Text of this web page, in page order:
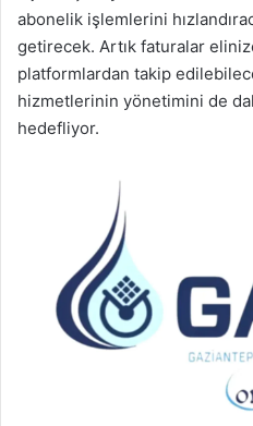
abonelik işlemlerini
getirecek. Artık faturalar
platformlardan takip
hizmetlerinin yönetimini de
hedefliyor.